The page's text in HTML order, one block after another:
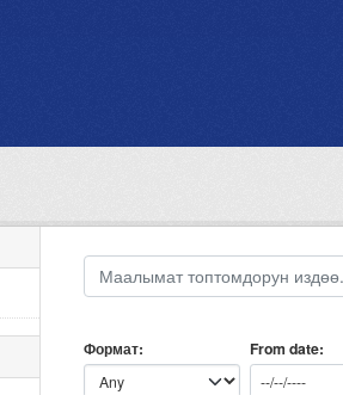
Формат From date